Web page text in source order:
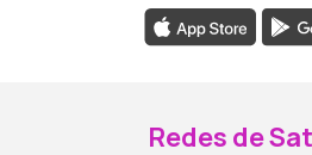
Redes de